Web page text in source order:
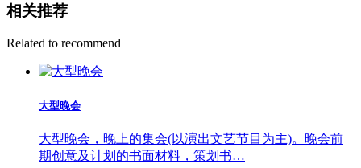
相关推荐
Related to recommend
大型晚会
大型晚会，晚上的集会(以演出文艺节目为主)。晚会前
期创意及计划的书面材料，策划书…